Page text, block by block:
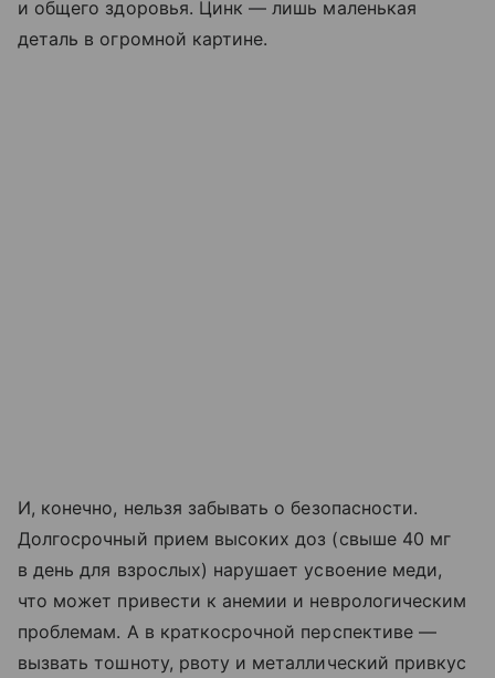
и общего здоровья. Цинк — лишь маленькая
деталь в огромной картине.
И, конечно, нельзя забывать о безопасности.
Долгосрочный прием высоких доз (свыше 40 мг
в день для взрослых) нарушает усвоение меди,
что может привести к анемии и неврологическим
проблемам. А в краткосрочной перспективе —
вызвать тошноту, рвоту и металлический привкус